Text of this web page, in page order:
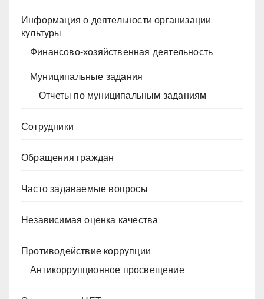
Информация о деятельности организации
культуры
Финансово-хозяйственная деятельность
Муниципальные задания
Отчеты по муниципальным заданиям
Сотрудники
Обращения граждан
Часто задаваемые вопросы
Независимая оценка качества
Противодействие коррупции
Антикоррупционное просвещение